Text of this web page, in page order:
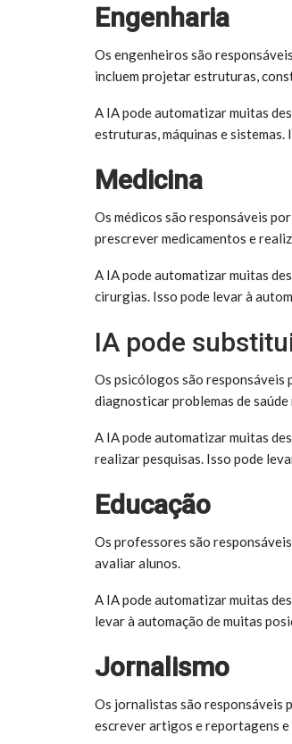
Engenharia
Os engenheiros são
incluem projetar estruturas,
A IA pode automatizar muitas
estruturas, máquinas e
Medicina
Os médicos são responsáveis
prescrever medicamentos e
A IA pode automatizar muitas
cirurgias. Isso pode levar à
IA pode
Os psicólogos são responsáveis
diagnosticar problemas de
A IA pode automatizar muitas
realizar pesquisas. Isso pode
Educação
Os professores são
avaliar alunos.
A IA pode automatizar muitas
levar à automação de muitas
Jornalismo
Os jornalistas são responsáveis
escrever artigos e reportagens